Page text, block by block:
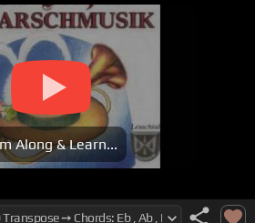
Along & Learn...